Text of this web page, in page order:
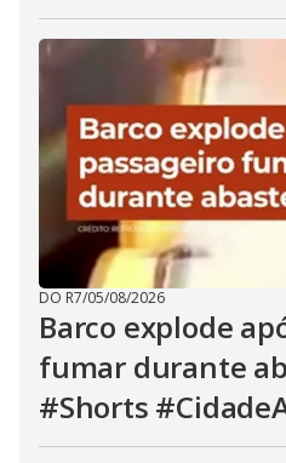
DO R7/05/08/2026
Barco explode
fumar durante
#Shorts